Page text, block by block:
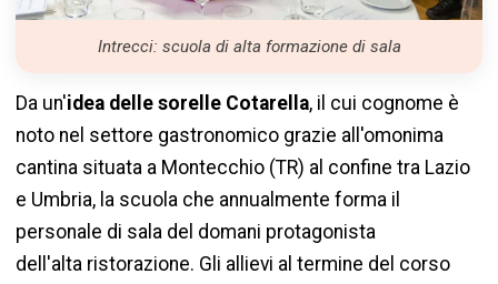
Intrecci: scuola di alta formazione di sala
Da un'idea delle sorelle Cotarella, il cui cognome è
noto nel settore gastronomico grazie all'omonima
cantina situata a Montecchio (TR) al confine tra Lazio
e Umbria, la scuola che annualmente forma il
personale di sala del domani protagonista
dell'alta ristorazione. Gli allievi al termine del corso